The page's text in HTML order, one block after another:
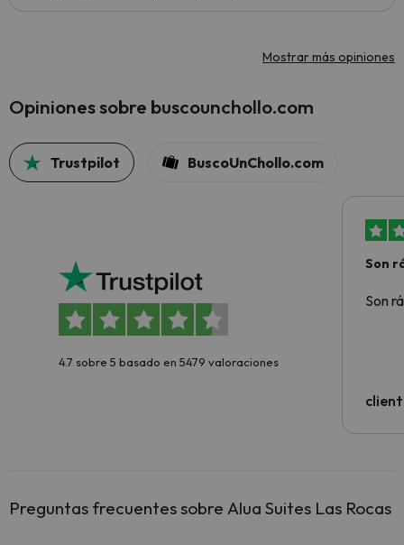
Mostrar más opiniones
Opiniones sobre buscounchollo.com
Trustpilot BuscoUnChollo.com
4.7 sobre 5 basado en 5479 valoraciones
Son
Son
Preguntas frecuentes sobre Alua Suites Las Rocas